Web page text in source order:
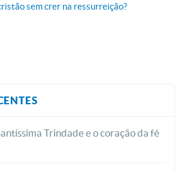
sem crer na ressurreição?
Trindade e o coração da fé